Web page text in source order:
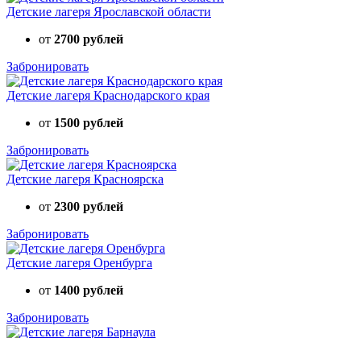
Детские лагеря Ярославской области
от 2700 рублей
Забронировать
Детские лагеря Краснодарского края
от 1500 рублей
Забронировать
Детские лагеря Красноярска
от 2300 рублей
Забронировать
Детские лагеря Оренбурга
от 1400 рублей
Забронировать